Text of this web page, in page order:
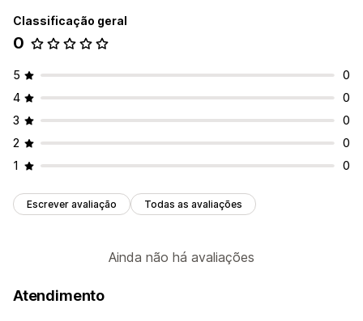
Imagens Texturas Upload de arquivo
Classificação geral
0
5
0
4
0
3
0
2
0
1
0
Escrever avaliação Todas as avaliações
Ainda não há avaliações
Atendimento